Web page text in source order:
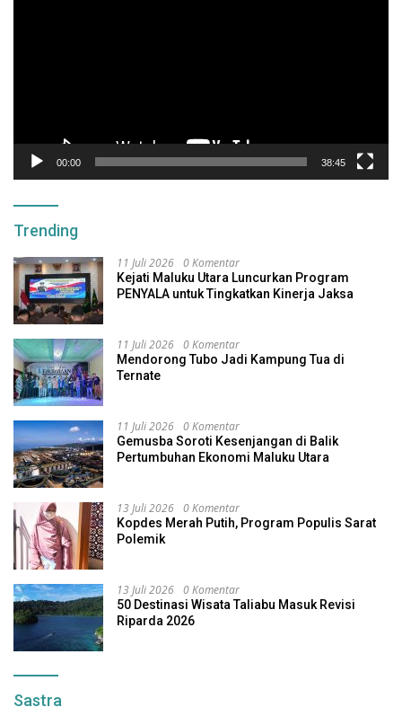
00:00 38:45
Trending
11 Juli 2026 0 Komentar
Kejati Maluku Utara Luncurkan Program
PENYALA untuk Tingkatkan Kinerja Jaksa
11 Juli 2026 0 Komentar
Mendorong Tubo Jadi Kampung Tua di
Ternate
11 Juli 2026 0 Komentar
Gemusba Soroti Kesenjangan di Balik
Pertumbuhan Ekonomi Maluku Utara
13 Juli 2026 0 Komentar
Kopdes Merah Putih, Program Populis Sarat
Polemik
13 Juli 2026 0 Komentar
50 Destinasi Wisata Taliabu Masuk Revisi
Riparda 2026
Sastra